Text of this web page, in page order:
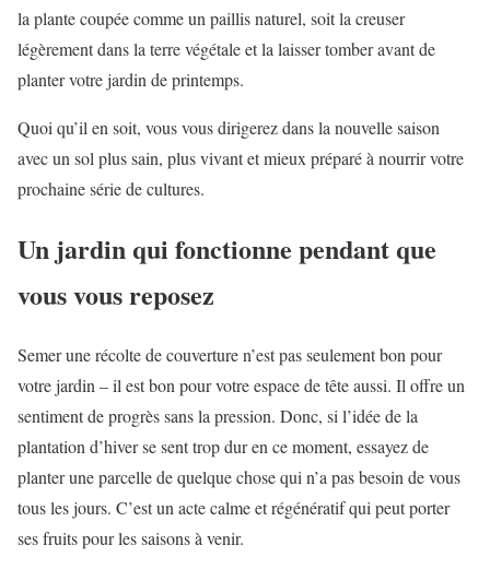
la plante coupée comme un paillis naturel, soit la creuser
légèrement dans la terre végétale et la laisser tomber avant de
planter votre jardin de printemps.
Quoi qu’il en soit, vous vous dirigerez dans la nouvelle saison
avec un sol plus sain, plus vivant et mieux préparé à nourrir votre
prochaine série de cultures.
Un jardin qui fonctionne pendant que
vous vous reposez
Semer une récolte de couverture n’est pas seulement bon pour
votre jardin – il est bon pour votre espace de tête aussi. Il offre un
sentiment de progrès sans la pression. Donc, si l’idée de la
plantation d’hiver se sent trop dur en ce moment, essayez de
planter une parcelle de quelque chose qui n’a pas besoin de vous
tous les jours. C’est un acte calme et régénératif qui peut porter
ses fruits pour les saisons à venir.